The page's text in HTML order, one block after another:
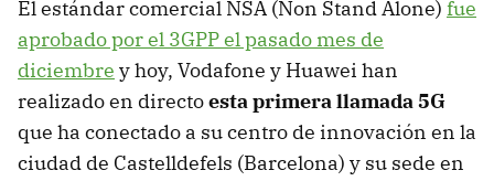
El estándar comercial NSA (Non Stand Alone) fue
aprobado por el 3GPP el pasado mes de
diciembre y hoy, Vodafone y Huawei han
realizado en directoesta primera llamada 5G
que ha conectado a su centro de innovación en la
ciudad de Castelldefels (Barcelona) y su sede en